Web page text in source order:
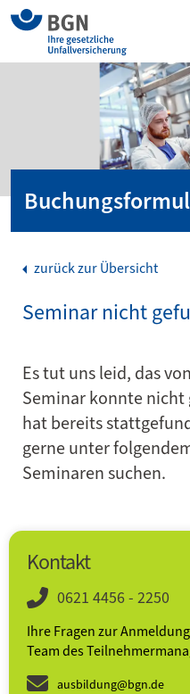
zurück zur Übersicht
Seminar nicht
Es tut uns leid, das
Seminar konnte
hat bereits
gerne unter
Seminaren suchen.
Kontakt
0621 4456 - 2250
Ihre Fragen zur
Team des
ausbildung@bgn.de